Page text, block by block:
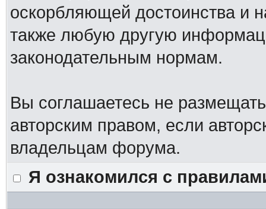
оскорбляющей достоинства и
также любую другую
законодательным нормам.
Вы соглашаетесь не
авторским правом, если
владельцам форума.
Я ознакомился с